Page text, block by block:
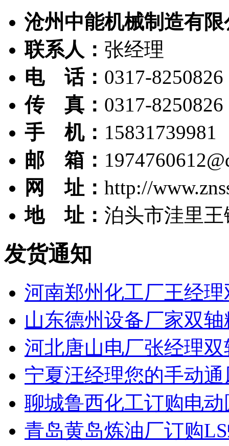
沧州中能机械制造有限
联系人： 张经理
电 话： 0317-8250826
传 真： 0317-8250826
手 机： 15831739981
邮 箱：
网 址： http://
地 址： 泊头市洼里
发货通知
河南郑州化工厂王经
山东德州设备厂家双
河北唐山电厂张经理
宁夏汪经理您的手动
聊城鲁西化工订购电
青岛黄岛炼油厂订购